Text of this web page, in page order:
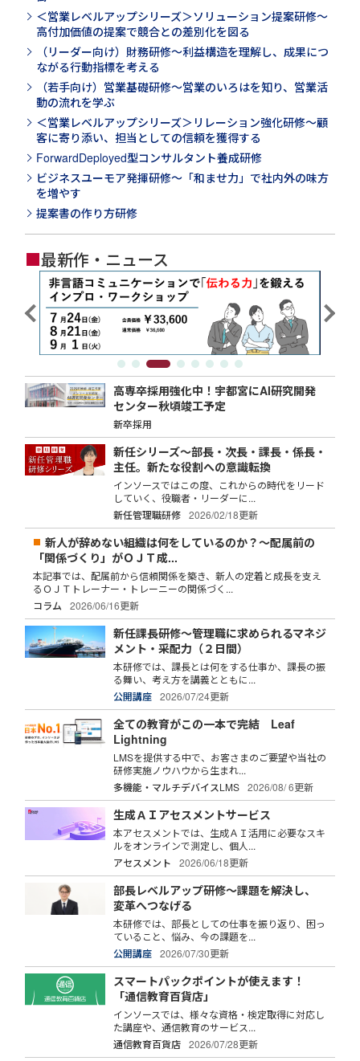
＜営業レベルアップシリーズ＞ソリューション提案研修～
高付加価値の提案で競合との差別化を図る
（リーダー向け）財務研修～利益構造を理解し、成果につ
ながる行動指標を考える
（若手向け）営業基礎研修～営業のいろはを知り、営業活
動の流れを学ぶ
＜営業レベルアップシリーズ＞リレーション強化研修～顧
客に寄り添い、担当としての信頼を獲得する
ForwardDeployed型コンサルタント養成研修
ビジネスユーモア発揮研修～「和ませ力」で社内外の味方
を増やす
提案書の作り方研修
■最新作・ニュース
高専卒採用強化中！宇都宮にAI研究開発
センター秋頃竣工予定
新卒採用
新任シリーズ～部長・次長・課長・係長・
主任。新たな役割への意識転換
インソースではこの度、これからの時代をリード
していく、役職者・リーダーに...
新任管理職研修
2026/02/18更新
新人が辞めない組織は何をしているのか？～配属前の
「関係づくり」がＯＪＴ成...
本記事では、配属前から信頼関係を築き、新人の定着と成長を支え
るＯＪＴトレーナー・トレーニーの関係づく...
コラム
2026/06/16更新
新任課長研修～管理職に求められるマネジ
メント・采配力（２日間）
本研修では、課長とは何をする仕事か、課長の振
る舞い、考え方を講義とともに...
公開講座
2026/07/24更新
全ての教育がこの一本で完結 Leaf
Lightning
LMSを提供する中で、お客さまのご要望や当社の
研修実施ノウハウから生まれ...
多機能・マルチデバイスLMS
2026/08/ 6更新
生成ＡＩアセスメントサービス
本アセスメントでは、生成ＡＩ活用に必要なスキ
ルをオンラインで測定し、個人...
アセスメント
2026/06/18更新
部長レベルアップ研修～課題を解決し、
変革へつなげる
本研修では、部長としての仕事を振り返り、困っ
ていること、悩み、今の課題を...
公開講座
2026/07/30更新
スマートパックポイントが使えます！
「通信教育百貨店」
インソースでは、様々な資格・検定取得に対応し
た講座や、通信教育のサービス...
通信教育百貨店
2026/07/28更新